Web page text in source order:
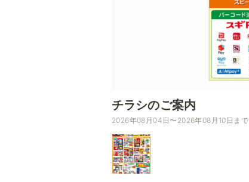
チラシのご案内
2026年08月04日〜2026年08月10日まで